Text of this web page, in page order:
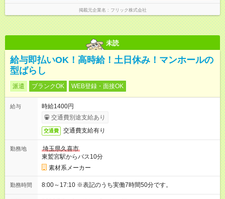
掲載元企業名 フリック株式会社
未読
給与即払いOK！高時給！土日休み！マンホールの
型ばらし
派遣 ブランクOK WEB登録・面接OK
給与
時給1400円
交通費別途支給あり
交通費 交通費支給有り
勤務地
埼玉県久喜市
東鷲宮駅からバス10分
素材系メーカー
勤務時間 8:00～17:10 ※表記のうち実働7時間50分です。